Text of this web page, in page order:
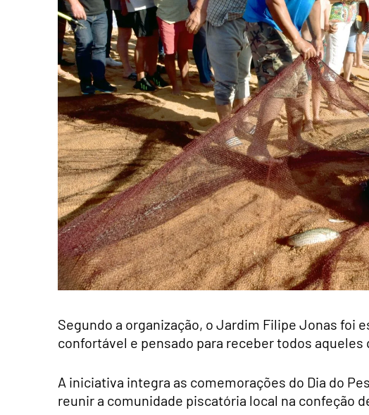
Segundo a organização, o Jardim Filipe Jonas foi
confortável e pensado para receber todos
A iniciativa integra as comemorações do Dia do
reunir a comunidade piscatória local na confeção